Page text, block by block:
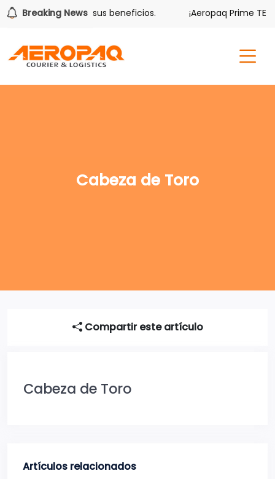
Breaking News
también tiene sus beneficios. ¡Aeropaq Prime TE DA
Cabeza de Toro
Compartir este artículo
Cabeza de Toro
Artículos relacionados